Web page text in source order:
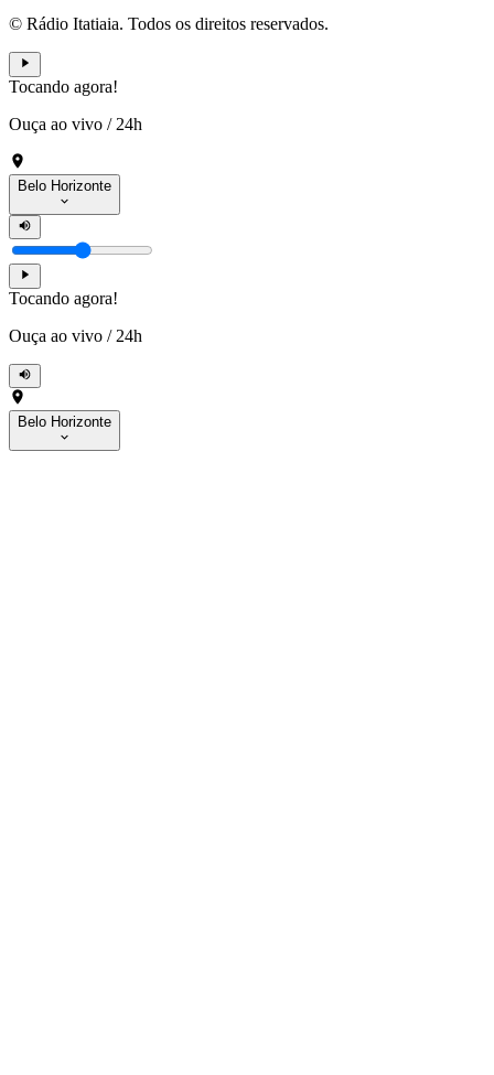
© Rádio Itatiaia. Todos os direitos reservados.
Tocando agora!
Ouça ao vivo / 24h
Belo Horizonte
Tocando agora!
Ouça ao vivo / 24h
Belo Horizonte